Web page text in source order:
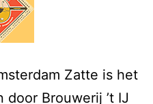
Zatte is het
Brouwerij ’t IJ